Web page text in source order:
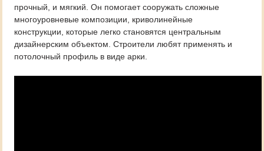
прочный, и мягкий. Он помогает сооружать сложные
многоуровневые композиции, криволинейные
конструкции, которые легко становятся центральным
дизайнерским объектом. Строители любят применять и
потолочный профиль в виде арки.